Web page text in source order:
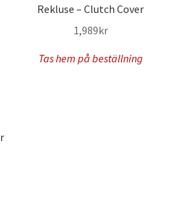
Rekluse – Clutch Cover
1,989kr
Tas hem på beställning